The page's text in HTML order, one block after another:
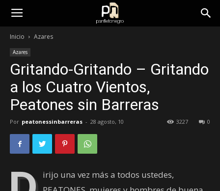
panfletonegro
Inicio Azares
Azares
Gritando-Gritando – Gritando
a los Cuatro Vientos,
Peatones sin Barreras
Por peatonessinbarreras - 28 agosto, 10 0
3227
irijo una vez más a todos ustedes,